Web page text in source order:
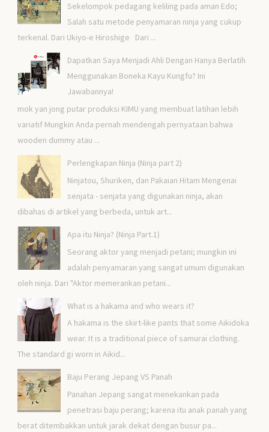
Sekelompok pedagang keliling pada aman Edo;
Salah satu metode penyamaran ninja yang cukup
terkenal. Dari Ukiyo-e Hiroshige Dari ...
Dapatkan Saya Menjadi Ahli Dengan Hanya Berlatih
Menggunakan Boneka Kayu Kungfu? Ini
Jawabannya!
mok yan jong putar produksi KIMU yang membuat latihan lebih
variatif Mungkin Anda pernah mendengah pernyataan bahwa
wooden dummy atau ...
Perlengkapan Ninja (Ninja part 2)
Ninjatou, Shuriken, dan Pakaian Hitam Mengenai
senjata - senjata yang digunakan ninja, akan
dibahas di artikel yang berbeda, untuk art...
Apa itu Ninja? (Ninja Part.1)
Seorang aktor yang menjadi petani; mungkin ini
adalah penyamaran yang sangat umum digunakan
oleh ninja. Dari "Aktor memerankan petani...
What is a hakama and who wears it?
A hakama is the skirt-like pants that some Aikidoka
wear. It is a traditional piece of samurai clothing.
The standard gi worn in Aikid...
Baju Perang Jepang VS Panah
Panahan Jepang sangat menekankan pada
penetrasi baju perang; karena itu anak panah yang
berat ditembakkan untuk jarak dekat dengan busur pa...